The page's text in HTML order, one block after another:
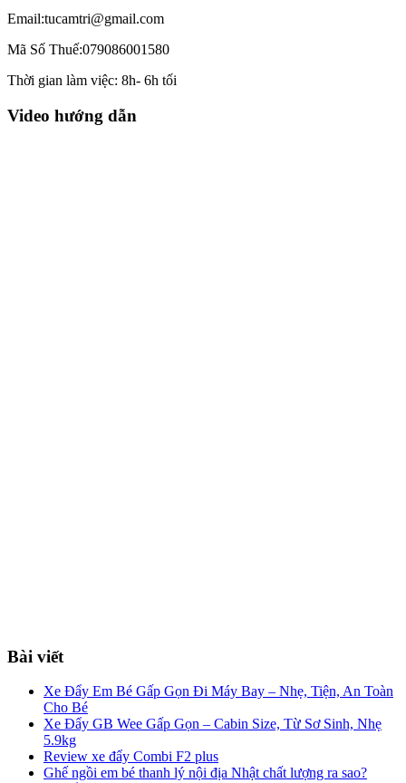
Email:tucamtri@gmail.com
Mã Số Thuế:079086001580
Thời gian làm việc: 8h- 6h tối
Video hướng dẫn
Bài viết
Xe Đẩy Em Bé Gấp Gọn Đi Máy Bay – Nhẹ, Tiện, An Toàn
Cho Bé
Xe Đẩy GB Wee Gấp Gọn – Cabin Size, Từ Sơ Sinh, Nhẹ
5.9kg
Review xe đẩy Combi F2 plus
Ghế ngồi em bé thanh lý nội địa Nhật chất lượng ra sao?